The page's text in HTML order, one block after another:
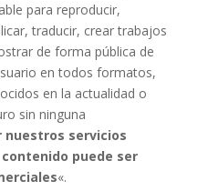
para reproducir,
traducir, crear trabajos
de forma pública de
en todos formatos,
en la actualidad o
sin ninguna
nuestros servicios
puede ser
«.